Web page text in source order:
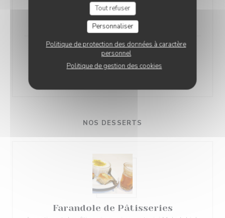
Tout refuser
Personnaliser
Politique de protection des données à caractère
personnel
Politique de gestion des cookies
Saucisse de Boeuf à la mélasse de grenade
18,00 EUR
Pavé de colin
Pavé de colin et sauce à l'huile de sésames
NOS DESSERTS
Farandole de Pâtisseries